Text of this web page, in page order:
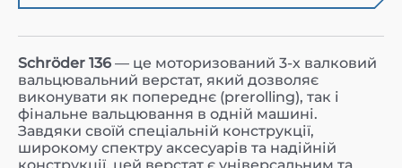
Schröder 136 — це моторизований 3-х валковий
вальцювальний верстат, який дозволяє
виконувати як попереднє (prerolling), так і
фінальне вальцювання в одній машині.
Завдяки своїй спеціальній конструкції,
широкому спектру аксесуарів та надійній